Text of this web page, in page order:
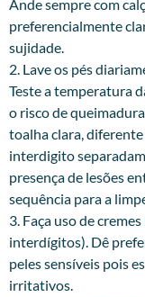
Ande sempre com
preferencialmente
sujidade.
2. Lave os pés
Teste a temperatura
o risco de
toalha clara,
interdigito
presença de lesões
sequência para a
3. Faça uso de
interdígitos). Dê
peles sensíveis pois
irritativos.